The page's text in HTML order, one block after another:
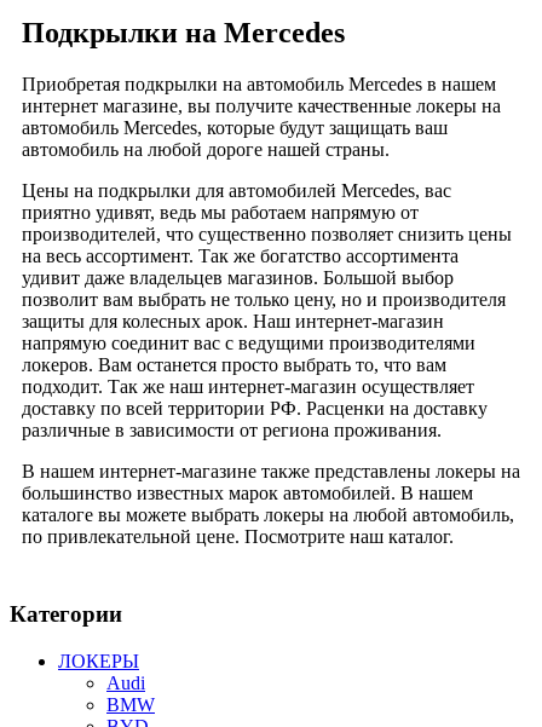
Подкрылки на Mercedes
Приобретая подкрылки на автомобиль Mercedes в нашем
интернет магазине, вы получите качественные локеры на
автомобиль Mercedes, которые будут защищать ваш
автомобиль на любой дороге нашей страны.
Цены на подкрылки для автомобилей Mercedes, вас
приятно удивят, ведь мы работаем напрямую от
производителей, что существенно позволяет снизить цены
на весь ассортимент. Так же богатство ассортимента
удивит даже владельцев магазинов. Большой выбор
позволит вам выбрать не только цену, но и производителя
защиты для колесных арок. Наш интернет-магазин
напрямую соединит вас с ведущими производителями
локеров. Вам останется просто выбрать то, что вам
подходит. Так же наш интернет-магазин осуществляет
доставку по всей территории РФ. Расценки на доставку
различные в зависимости от региона проживания.
В нашем интернет-магазине также представлены локеры на
большинство известных марок автомобилей. В нашем
каталоге вы можете выбрать локеры на любой автомобиль,
по привлекательной цене. Посмотрите наш каталог.
Категории
ЛОКЕРЫ
Audi
BMW